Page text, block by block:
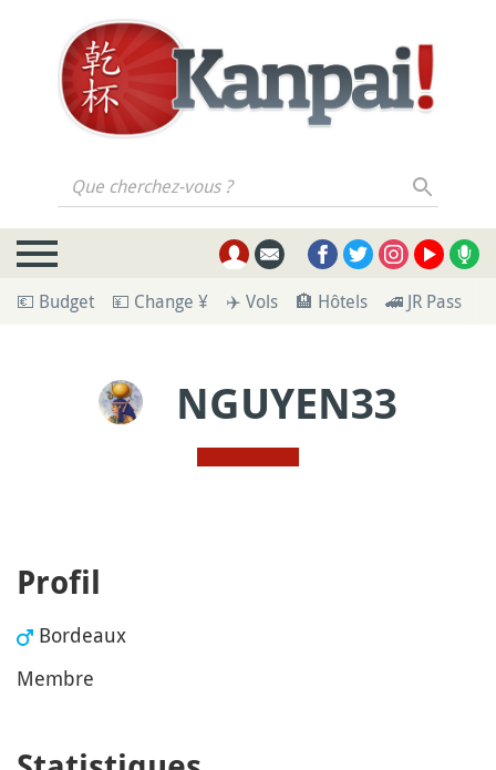
Que cherchez-vous ?
💶 Budget 💴 Change ¥ ✈️ Vols 🏨 Hôtels 🚄 JR Pass
NGUYEN33
Profil
Bordeaux
Membre